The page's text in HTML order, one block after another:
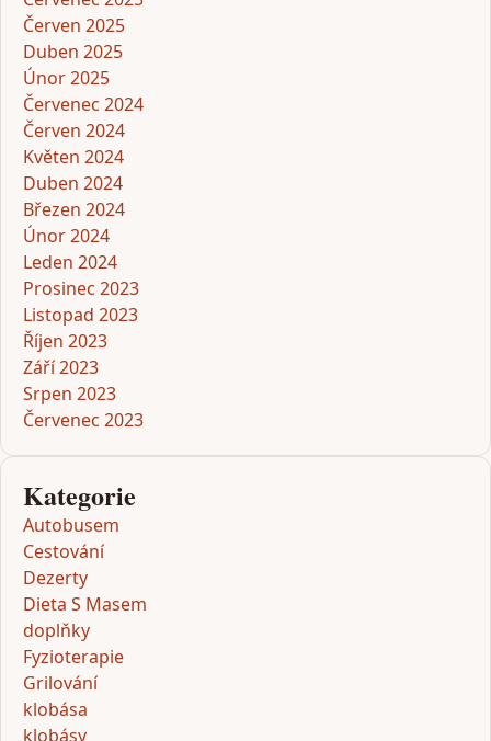
Červen 2025
Duben 2025
Únor 2025
Červenec 2024
Červen 2024
Květen 2024
Duben 2024
Březen 2024
Únor 2024
Leden 2024
Prosinec 2023
Listopad 2023
Říjen 2023
Září 2023
Srpen 2023
Červenec 2023
Kategorie
Autobusem
Cestování
Dezerty
Dieta S Masem
doplňky
Fyzioterapie
Grilování
klobása
klobásy